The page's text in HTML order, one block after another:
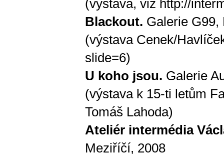
(výstava, viz http://
Blackout. Galerie G99,
(výstava Cenek/
slide=6)
U koho jsou. Galerie
(výstava k 15-ti letům
Tomáš Lahoda)
Ateliér intermédia
Meziříčí, 2008